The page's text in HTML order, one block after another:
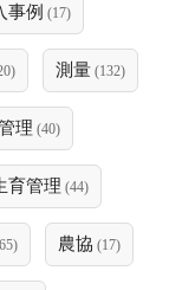
事例 (17)
測量 (132)
理 (40)
育管理 (44)
農協 (17)